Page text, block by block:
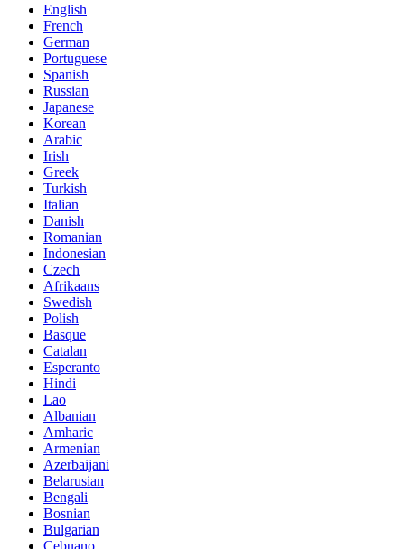
English
French
German
Portuguese
Spanish
Russian
Japanese
Korean
Arabic
Irish
Greek
Turkish
Italian
Danish
Romanian
Indonesian
Czech
Afrikaans
Swedish
Polish
Basque
Catalan
Esperanto
Hindi
Lao
Albanian
Amharic
Armenian
Azerbaijani
Belarusian
Bengali
Bosnian
Bulgarian
Cebuano